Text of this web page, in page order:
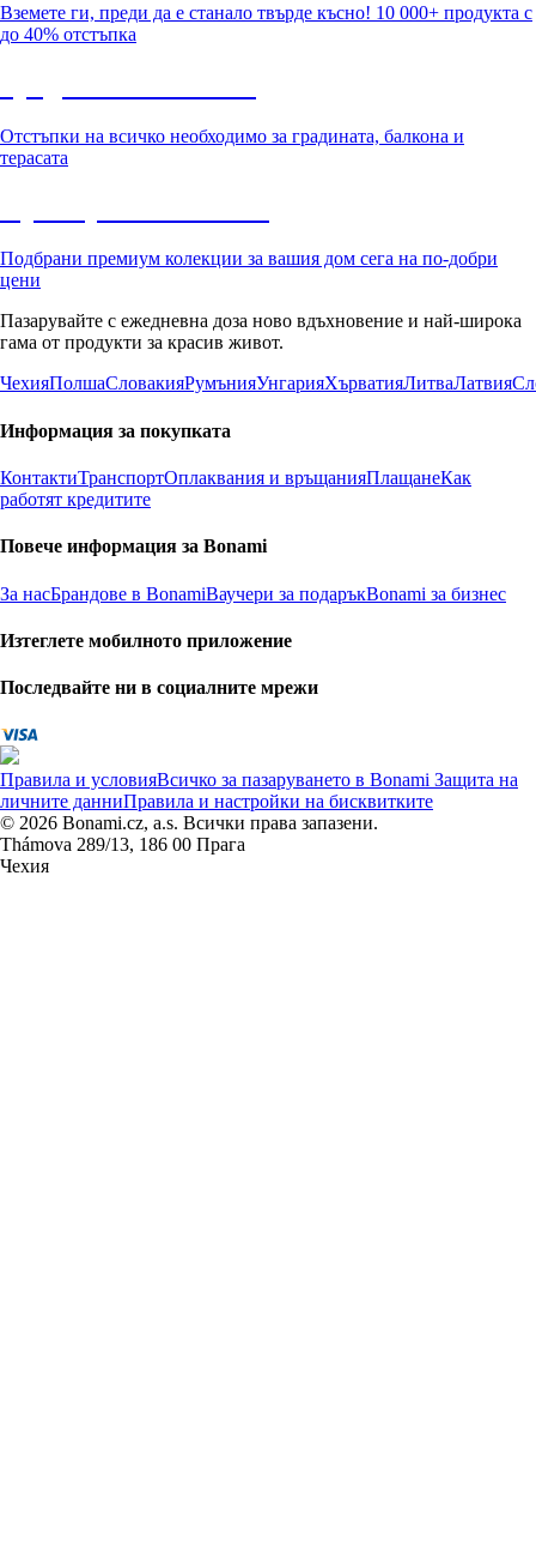
Вземете ги, преди да е станало твърде късно! 10 000+ продукта с
до 40% отстъпка
Отстъпки на всичко необходимо за градината, балкона и
терасата
Подбрани премиум колекции за вашия дом сега на по-добри
цени
Пазарувайте с ежедневна доза ново вдъхновение и най-широка
гама от продукти за красив живот.
ЧехияПолшаСловакияРумънияУнгарияХърватияЛитваЛатвия
Информация за покупката
КонтактиТранспортОплаквания и връщанияПлащанеКак
работят кредитите
Повече информация за Bonami
За насБрандове в BonamiВаучери за подаръкBonami за бизнес
Изтеглете мобилното приложение
Последвайте ни в социалните мрежи
Правила и условияВсичко за пазаруването в Bonami Защита на
личните данниПравила и настройки на бисквитките
© 2026 Bonami.cz, a.s. Всички права запазени.
Thámova 289/13, 186 00 Прага
Чехия